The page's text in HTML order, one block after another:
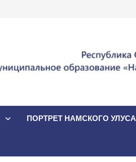
ПОРТРЕТ НАМСКОГО УЛУСА